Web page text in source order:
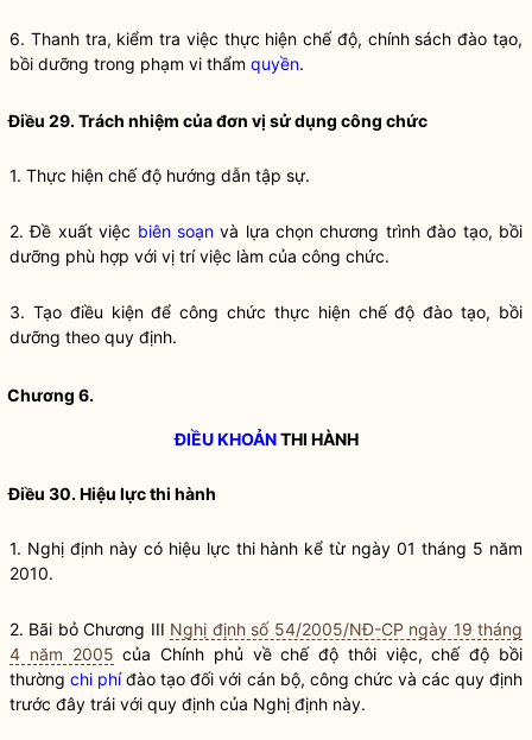
6. Thanh tra, kiểm tra việc thực hiện chế độ, chính sáchđào tạo,
bồi dưỡng trong phạm vi thẩm quyền.
Điều 29. Trách nhiệm của đơn vị sử dụng công chức
1. Thực hiện chế độ hướng dẫn tập sự.
2. Đề xuất việc biên soạnvà lựa chọn chương trìnhđào tạo, bồi
dưỡng phù hợp với vị trí việc làm của công chức.
3. Tạo điều kiện để công chức thực hiện chế độđào tạo, bồi
dưỡng theo quy định.
Chương 6.
ĐIỀU KHOẢNTHI HÀNH
Điều 30. Hiệu lực thi hành
1. Nghị định này có hiệu lực thi hành kể từ ngày 01 tháng 5 năm
2010.
2. Bãi bỏ Chương III Nghị định số 54/2005/NĐ-CP ngày 19 tháng
4 năm 2005 của Chính phủ về chế độ thôi việc, chế độ bồi
thườngchi phí đào tạo đối với cán bộ, công chức và các quy định
trước đây trái với quy định của Nghị định này.